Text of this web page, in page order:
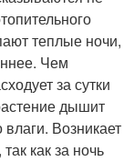
теплые ночи,
Чем
за сутки
дышит
Возникает
как за ночь